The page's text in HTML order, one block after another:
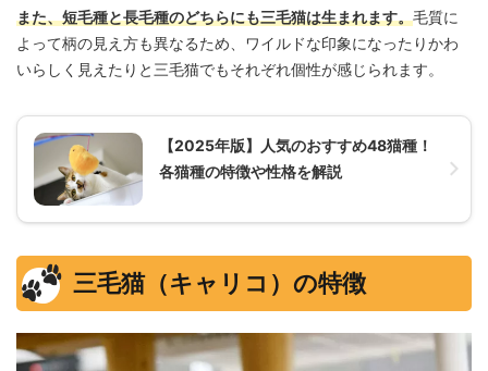
また、短毛種と長毛種のどちらにも三毛猫は生まれます。毛質に
よって柄の見え方も異なるため、ワイルドな印象になったりかわ
いらしく見えたりと三毛猫でもそれぞれ個性が感じられます。
【2025年版】人気のおすすめ48猫種！
各猫種の特徴や性格を解説
三毛猫（キャリコ）の特徴